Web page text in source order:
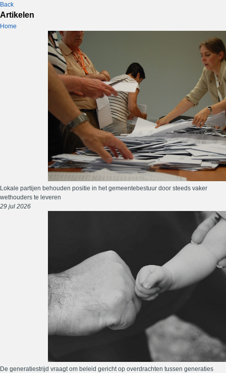
Back
Artikelen
Home
Lokale partijen behouden positie in het gemeentebestuur door steeds vaker
wethouders te leveren
29 jul 2026
De generatiestrijd vraagt om beleid gericht op overdrachten tussen generaties